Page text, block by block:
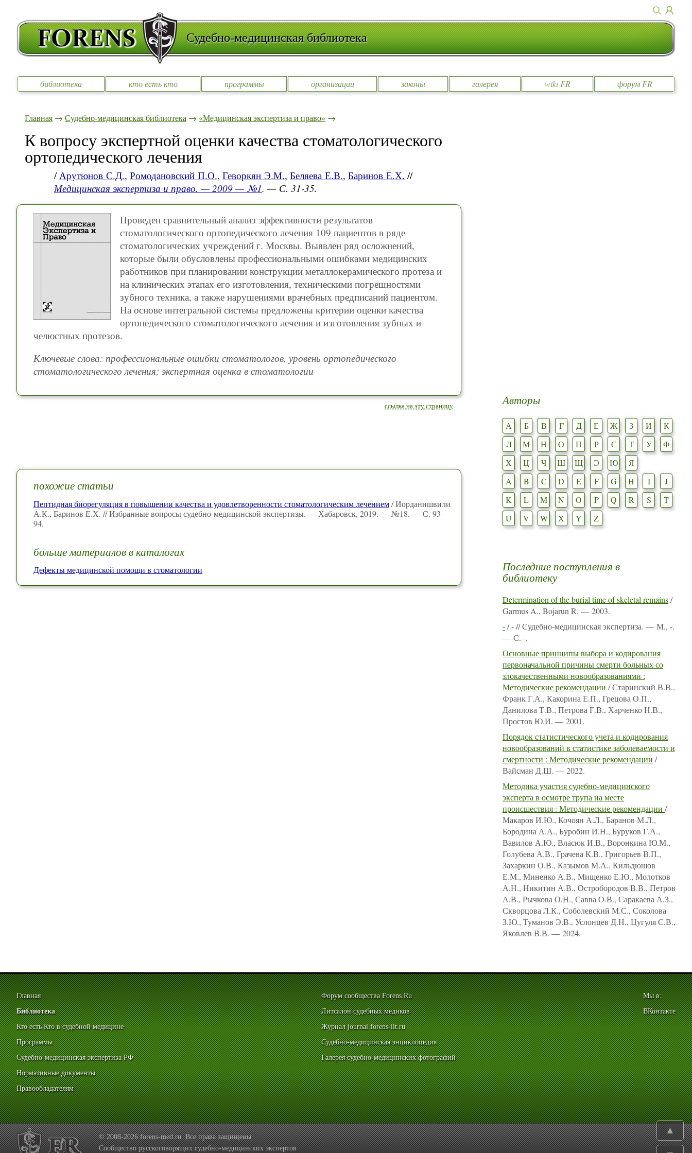
Судебно-медицинская библиотека
библиотека кто есть кто программы организации законы галерея wiki FR форум FR
Главная → Судебно-медицинская библиотека → «Медицинская экспертиза и право» →
К вопросу экспертной оценки качества стоматологического
ортопедического лечения
/Арутюнов С.Д., Ромодановский П.О., Геворкян Э.М., Беляева Е.В., Баринов Е.Х. //
Медицинская экспертиза и право. — 2009 — №1. — С. 31-35.
Проведен сравнительный анализ эффективности результатов
стоматологического ортопедического лечения 109 пациентов в ряде
стоматологических учреждений г. Москвы. Выявлен ряд осложнений,
которые были обусловлены профессиональными ошибками медицинских
работников при планировании конструкции металлокерамического протеза и
на клинических этапах его изготовления, техническими погрешностями
зубного техника, а также нарушениями врачебных предписаний пациентом.
На основе интегральной системы предложены критерии оценки качества
ортопедического стоматологического лечения и изготовления зубных и
челюстных протезов.
Ключевые слова: профессиональные ошибки стоматологов, уровень ортопедического
стоматологического лечения; экспертная оценка в стоматологии
ссылка на эту страницу
похожие статьи
Пептидная биорегуляция в повышении качества и удовлетворенности стоматологическим лечением/ Иорданишвили
А.К., Баринов Е.Х. // Избранные вопросы судебно-медицинской экспертизы. — Хабаровск, 2019. — №18. — С. 93-
94.
больше материалов в каталогах
Дефекты медицинской помощи в стоматологии
Авторы
А Б В Г Д Е Ж З И
К
Л
М Н О П Р С Т У
Ф
Х
Ц Ч Ш Щ Э Ю
Я
A
B C D E F G H I
J
K
L M N O P Q R S
T
U
V W X Y Z
Последние поступления в
библиотеку
Determination of the burial time of skeletal remains/
Garmus A., Bojarun R. — 2003.
-/ - // Судебно-медицинская экспертиза. — М., -.
— С. -.
Основные принципы выбора и кодирования
первоначальной причины смерти больных со
злокачественными новообразованиями :
Методические рекомендации / Старинский В.В.,
Франк Г.А., Какорина Е.П., Грецова О.П.,
Данилова Т.В., Петрова Г.В., Харченко Н.В.,
Простов Ю.И. — 2001.
Порядок статистического учета и кодирования
новообразований в статистике заболеваемости и
смертности : Методические рекомендации /
Вайсман Д.Ш. — 2022.
Методика участия судебно-медицинского
эксперта в осмотре трупа на месте
происшествия : Методические рекомендации /
Макаров И.Ю., Кочоян А.Л., Баранов М.Л.,
Бородина А.А., Буробин И.Н., Буруков Г.А.,
Вавилов А.Ю., Власюк И.В., Воронкина Ю.М.,
Голубева А.В., Грачева К.В., Григорьев В.П.,
Захаркин О.В., Казымов М.А., Кильдюшов
Е.М., Миненко А.В., Мищенко Е.Ю., Молотков
А.Н., Никитин А.В., Остробородов В.В., Петров
А.В., Рычкова О.Н., Савва О.В., Саракаева А.З.,
Скворцова Л.К., Соболевский М.С., Соколова
З.Ю., Туманов Э.В., Услонцев Д.Н., Цугуля С.В.,
Яковлев В.В. — 2024.
Главная
Библиотека
Кто есть Кто в судебной медицине
Программы
Судебно-медицинская экспертиза РФ
Нормативные документы
Правообладателям
Форум сообщества Forens.Ru
Литсалон судебных медиков
Журнал journal.forens-lit.ru
Судебно-медицинская энциклопедия
Галерея судебно-медицинских фотографий
Мы в:
ВКонтакте
© 2008-2026 forens-med.ru. Все права защищены
Сообщество русскоговорящих судебно-медицинских экспертов
▲